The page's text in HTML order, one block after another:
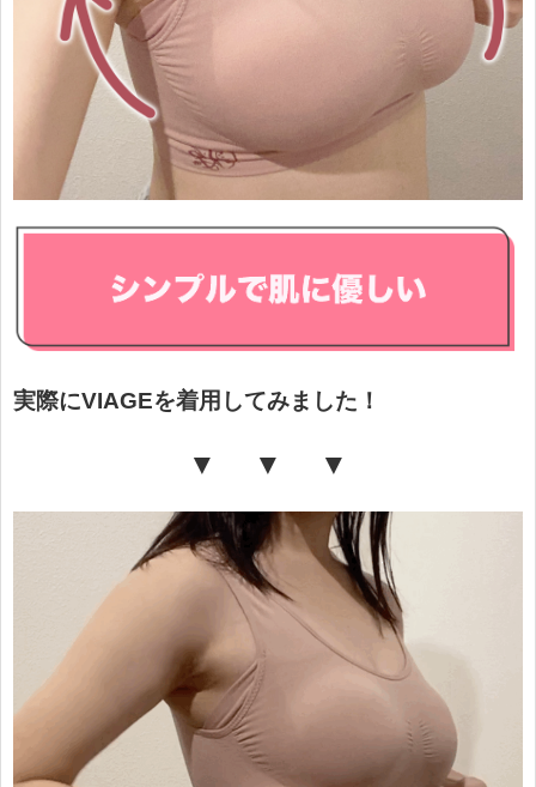
実際にVIAGEを着用してみました！
▼ ▼ ▼